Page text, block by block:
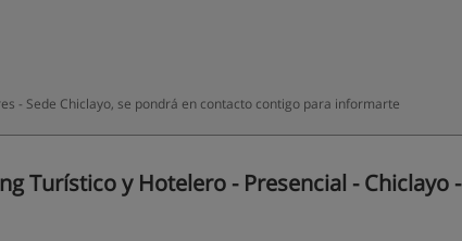
- Sede Chiclayo, se pondrá en contacto contigo para informarte
Turístico y Hotelero - Presencial - Chiclayo -